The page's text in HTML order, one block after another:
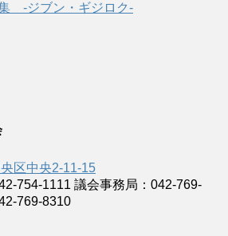
-ジブン・ギジロク-
区中央2-11-15
754-1111 議会事務局：042-769-
769-8310